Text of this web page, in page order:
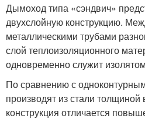
Дымоход типа «сэндвич»
двухслойную конструкцию.
металлическими трубами
слой теплоизоляционного
одновременно служит
По сравнению с
производят из стали
конструкция отличается